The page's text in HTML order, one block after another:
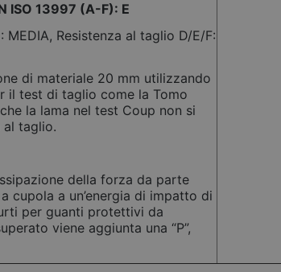
ISO 13997 (A-F): E
MEDIA, Resistenza al taglio D/E/F:
di materiale 20 mm utilizzando
il test di taglio come la Tomo
la lama nel test Coup non si
al taglio.
della forza da parte
cupola a un’energia di impatto di
per guanti protettivi da
viene aggiunta una “P”,